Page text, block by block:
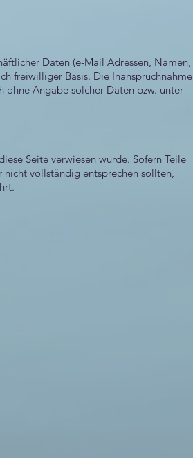
Daten (e-Mail Adressen, Namen,
freiwilliger Basis. Die Inanspruchnahme
ohne Angabe solcher Daten bzw. unter
Seite verwiesen wurde. Sofern Teile
nicht vollständig entsprechen sollten,